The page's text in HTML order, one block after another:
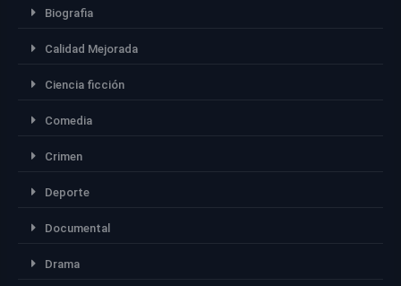
Biografia
Calidad Mejorada
Ciencia ficción
Comedia
Crimen
Deporte
Documental
Drama